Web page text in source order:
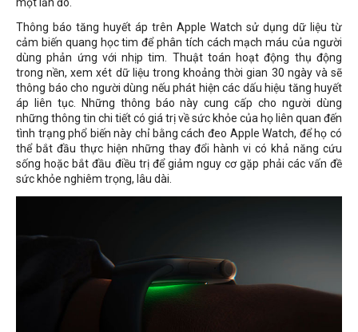
một lần đo.
Thông báo tăng huyết áp trên Apple Watch sử dụng dữ liệu từ
cảm biến quang học tim để phân tích cách mạch máu của người
dùng phản ứng với nhịp tim. Thuật toán hoạt động thụ động
trong nền, xem xét dữ liệu trong khoảng thời gian 30 ngày và sẽ
thông báo cho người dùng nếu phát hiện các dấu hiệu tăng huyết
áp liên tục. Những thông báo này cung cấp cho người dùng
những thông tin chi tiết có giá trị về sức khỏe của họ liên quan đến
tình trạng phổ biến này chỉ bằng cách đeo Apple Watch, để họ có
thể bắt đầu thực hiện những thay đổi hành vi có khả năng cứu
sống hoặc bắt đầu điều trị để giảm nguy cơ gặp phải các vấn đề
sức khỏe nghiêm trọng, lâu dài.